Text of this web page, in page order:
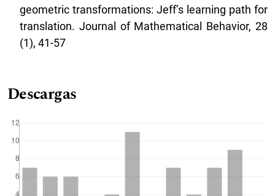
geometric transformations: Jeff’s learning path for
translation. Journal of Mathematical Behavior, 28
(1), 41-57
Descargas